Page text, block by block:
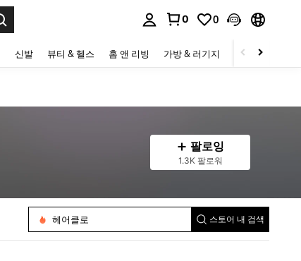
0 0
신발 뷰티 & 헬스 홈 앤 리빙 가방 & 러기지 스포츠 & 아웃
팔로잉
1.3K 팔로워
헤어 타이
머리띠
헤어클로
스토어 내 검색